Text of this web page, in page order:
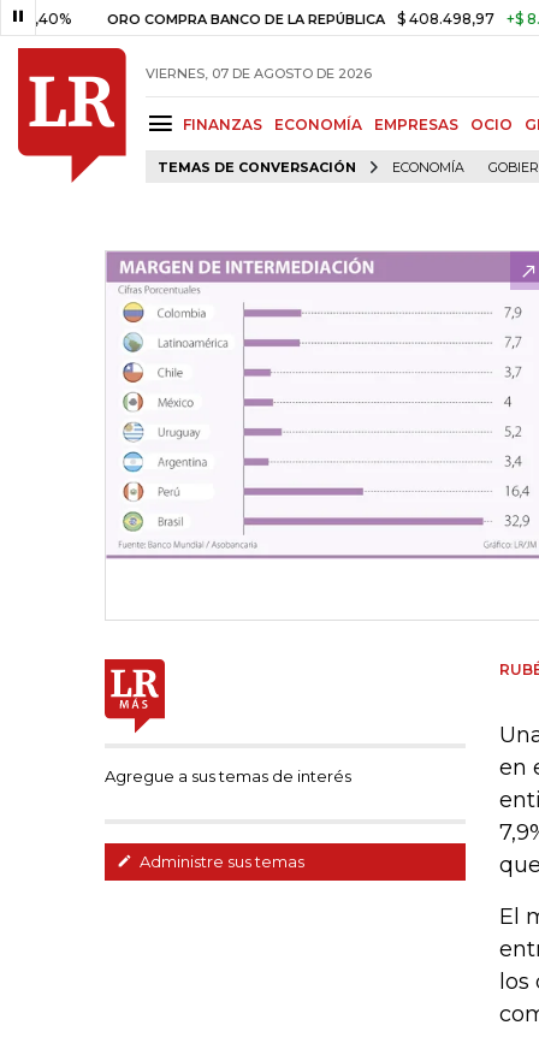
ORO COMPRA BANCO DE LA REPÚBLICA $ 408.498,97 +$ 8.753,81
VIERNES, 07 DE AGOSTO DE 2026
FINANZAS ECONOMÍA EMPRESAS OCIO
TEMAS DE CONVERSACIÓN ECONOMÍA
Agregue a sus temas de interés
Administre sus temas
en
El